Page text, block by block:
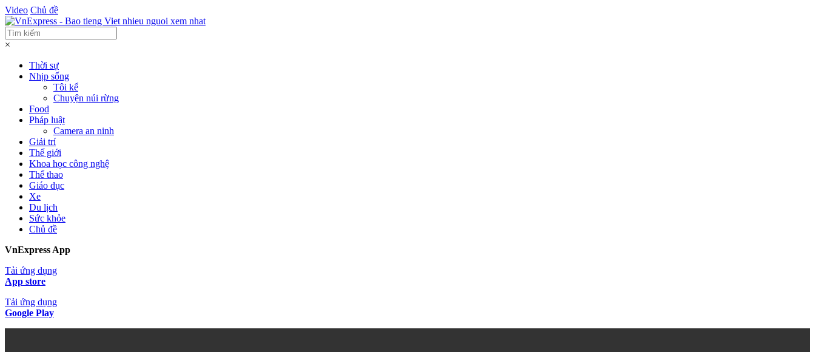
Video Chủ đề
×
Thời sự
Nhịp sống
Tôi kể
Chuyện núi rừng
Food
Pháp luật
Camera an ninh
Giải trí
Thế giới
Khoa học công nghệ
Thể thao
Giáo dục
Xe
Du lịch
Sức khỏe
Chủ đề
VnExpress App
Tải ứng dụng
App store
Tải ứng dụng
Google Play